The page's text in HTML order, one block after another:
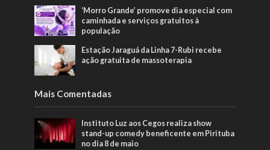
‘Morro Grande’ promove dia especial com
caminhada e serviços gratuitos à
população
Estação Jaraguá da Linha 7-Rubi recebe
ação gratuita de massoterapia
Mais Comentadas
Instituto Luz aos Cegos realiza show
stand-up comedy beneficente em Pirituba
no dia 8 de maio